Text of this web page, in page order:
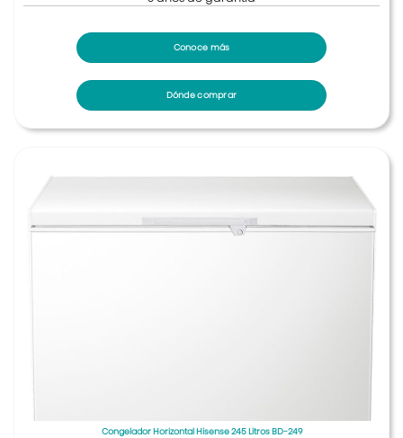
Conoce más
Dónde comprar
Congelador Horizontal Hisense 245 Litros BD-249